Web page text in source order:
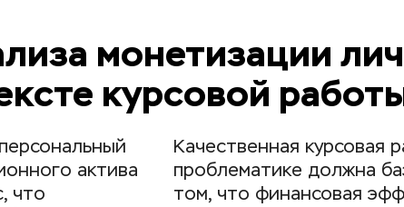
монетизации
курсовой
актива
что
Качественная курсовая
проблематике должна
том, что финансовая